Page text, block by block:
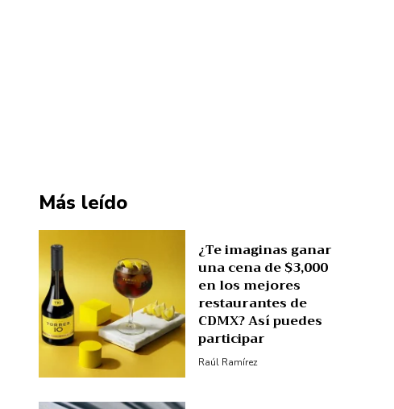
Más leído
¿Te imaginas ganar
una cena de $3,000
en los mejores
restaurantes de
CDMX? Así puedes
participar
Raúl Ramírez